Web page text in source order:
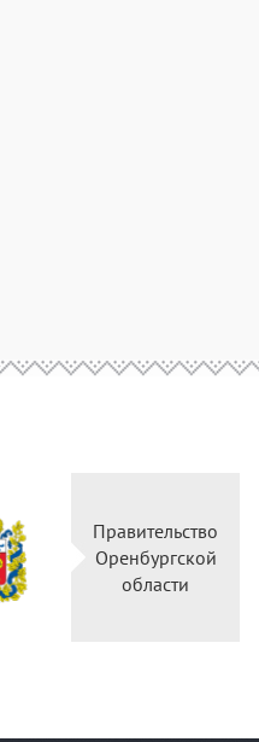
Правительство
Оренбургской
области